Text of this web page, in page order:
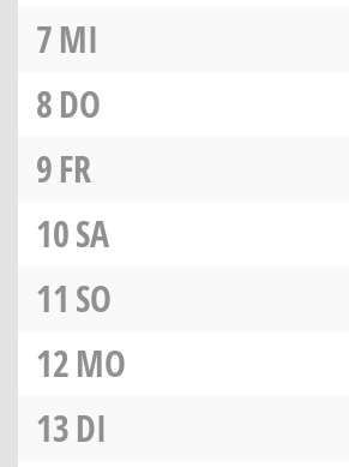
7MI
8DO
9FR
10SA
11 SO
12MO
13DI